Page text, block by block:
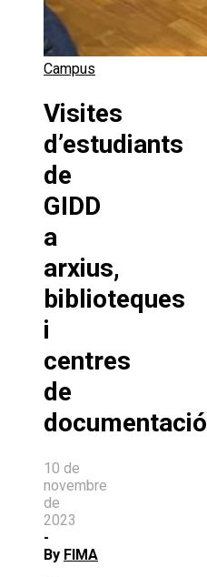
Campus
Visites
d’estudiants
de
GIDD
a
arxius,
biblioteques
i
centres
de
documentació
10 de
novembre
de
2023
-
By FIMA